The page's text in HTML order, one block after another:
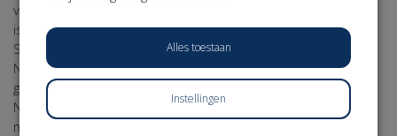
vertaald in de Engelse en Franse taal. Indien er een verschil
is tussen de Franse of Engelse versie van dit Cookie
Statement en de Nederlandse versie, dan prevaleert de
Nederlandse versie. Alle in dit Cookie Statement
gehanteerde begrippen moeten worden uitgelegd als
Nederlandsrechtelijke begrippen en in overeenstemming
met de AVG.
Alles toestaan
Instellingen